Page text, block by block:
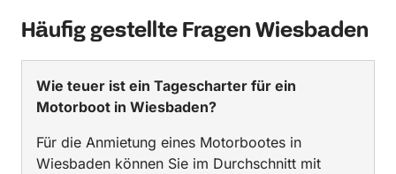
Häufig gestellte Fragen Wiesbaden
Wie teuer ist ein Tagescharter für ein
Motorboot in Wiesbaden?
Für die Anmietung eines Motorbootes in
Wiesbaden können Sie im Durchschnitt mit